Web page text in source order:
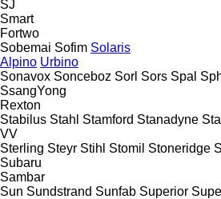
SJ
Smart
Fortwo
Sobemai Sofim Solaris
Alpino Urbino
Sonavox Sonceboz Sorl Sors Spal
SsangYong
Rexton
Stabilus Stahl Stamford Stanadyne
VV
Sterling Steyr Stihl Stomil Stoneridge
Subaru
Sambar
Sun Sundstrand Sunfab Superior